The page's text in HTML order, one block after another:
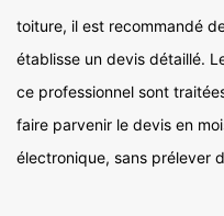
toiture, il est recommandé
établisse un devis détaillé.
ce professionnel sont
faire parvenir le devis en
électronique, sans prélever